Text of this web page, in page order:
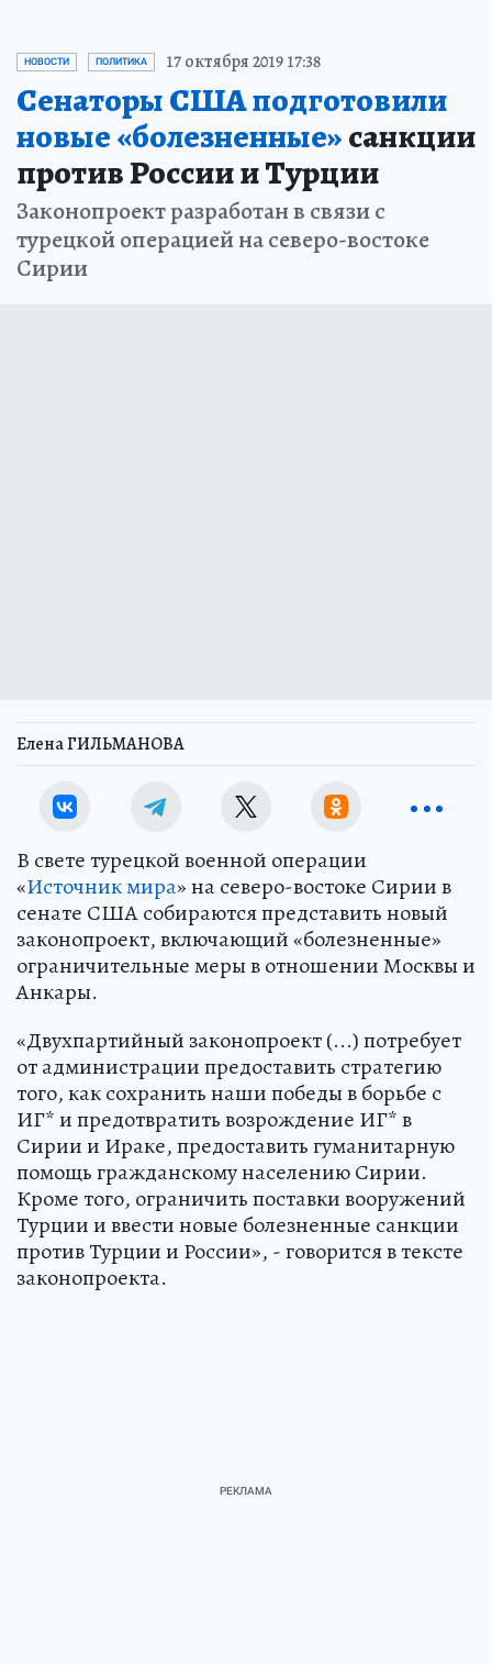
НОВОСТИ ПОЛИТИКА 17 октября 2019 17:38
Сенаторы США подготовили
новые «болезненные»санкции
против России и Турции
Законопроект разработан в связи с
турецкой операцией на северо-востоке
В свете турецкой военной операции
«Источник мира» на северо-востоке Сирии в
сенате США собираются представить новый
законопроект, включающий «болезненные»
ограничительные меры в отношении Москвы и
Анкары.
«Двухпартийный законопроект (...) потребует
от администрации предоставить стратегию
того, как сохранить наши победы в борьбе с
ИГ* и предотвратить возрождение ИГ* в
Сирии и Ираке, предоставить гуманитарную
помощь гражданскому населению Сирии.
Кроме того, ограничить поставки вооружений
Турции и ввести новые болезненные санкции
против Турции и России», - говорится в тексте